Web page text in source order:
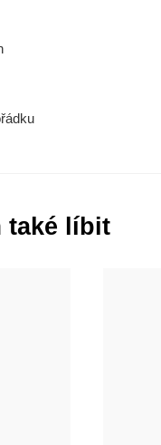
také líbit